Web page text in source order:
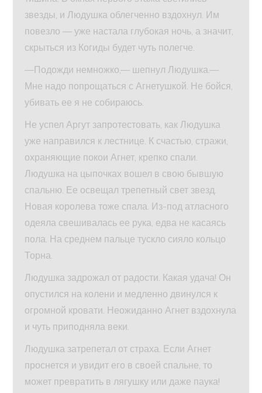
звезды, и Людушка облегченно вздохнул. Им
повезло — уже настала глубокая ночь, а значит,
скрыться из Когиды будет чуть полегче.
—Подожди немножко,— шепнул Людушка.—
Мне надо попрощаться с Агнетушкой. Не бойся,
убивать ее я не собираюсь.
Не успел Аргут запротестовать, как Людушка
уже направился к лестнице. К счастью, стражи,
охраняющие покои Агнет, крепко спали.
Людушка на цыпочках вошел в свою бывшую
спальню. Ее освещал трепетный свет звезд.
Новая королева тоже спала. Из-под атласного
одеяла свешивалась ее рука, едва не касаясь
пола. На среднем пальце тускло сияло кольцо
Торна.
Людушка задрожал от радости. Какая удача! Он
опустился на колени и медленно двинулся к
огромной кровати. Неожиданно Агнет вздохнула
и чуть приподняла веки.
Людушка затрепетал от страха. Если Агнет
проснется и увидит его в своей спальне, то
может превратить в лягушку или даже паука!